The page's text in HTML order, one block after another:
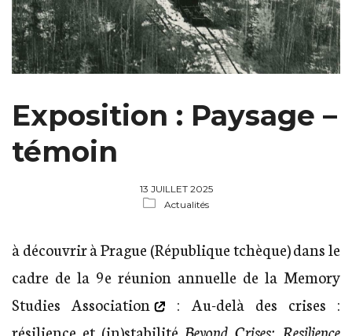
Exposition : Paysage –
témoin
13 JUILLET 2025
Actualités
à découvrir à Prague (République tchèque) dans le
cadre de la 9e réunion annuelle de la Memory
Studies Association
: Au-delà des crises :
résilience et (in)stabilité Beyond Crises: Resilience